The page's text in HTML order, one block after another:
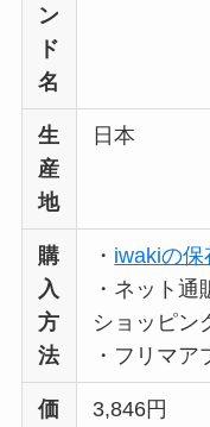
ン
ド
名
生
産
地
日本
購
入
方
法
・ iwakiの保
・ネット
ショッピン
・フリマア
価
3,846円